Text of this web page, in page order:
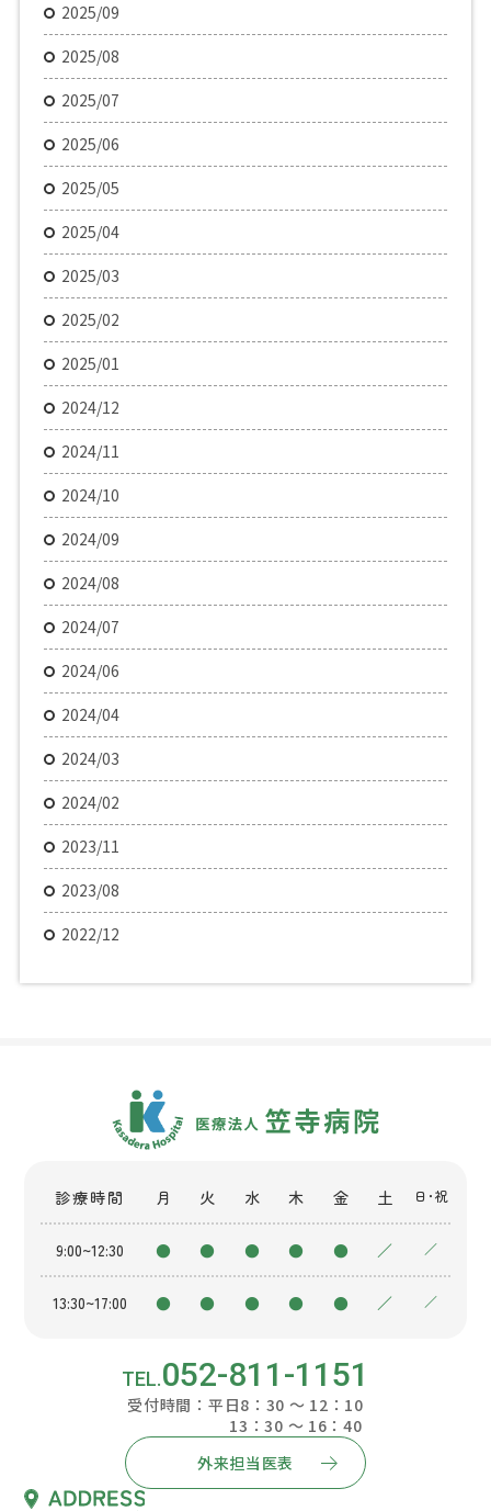
2025/09
2025/08
2025/07
2025/06
2025/05
2025/04
2025/03
2025/02
2025/01
2024/12
2024/11
2024/10
2024/09
2024/08
2024/07
2024/06
2024/04
2024/03
2024/02
2023/11
2023/08
2022/12
診療時間 月 火 水 木 金 土 日・祝
9:00~12:30 ● ● ● ● ● ／ ／
13:30~17:00 ● ● ● ● ● ／ ／
052-811-1151
受付時間：平日8：30 ～ 12：10
13：30 ～ 16：40
外来担当医表